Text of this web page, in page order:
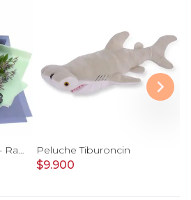
Ramo Flores de Éxito - Ramo de flores para graduación con rosas rojas y rosas blancas, peluche de elefante y pizarra Peluche Tiburoncin
$9.900